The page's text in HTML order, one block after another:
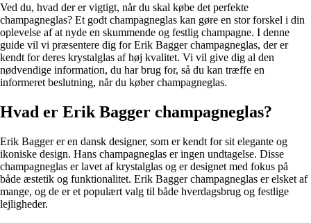
Ved du, hvad der er vigtigt, når du skal købe det perfekte
champagneglas? Et godt champagneglas kan gøre en stor forskel i din
oplevelse af at nyde en skummende og festlig champagne. I denne
guide vil vi præsentere dig for Erik Bagger champagneglas, der er
kendt for deres krystalglas af høj kvalitet. Vi vil give dig al den
nødvendige information, du har brug for, så du kan træffe en
informeret beslutning, når du køber champagneglas.
Hvad er Erik Bagger champagneglas?
Erik Bagger er en dansk designer, som er kendt for sit elegante og
ikoniske design. Hans champagneglas er ingen undtagelse. Disse
champagneglas er lavet af krystalglas og er designet med fokus på
både æstetik og funktionalitet. Erik Bagger champagneglas er elsket af
mange, og de er et populært valg til både hverdagsbrug og festlige
lejligheder.